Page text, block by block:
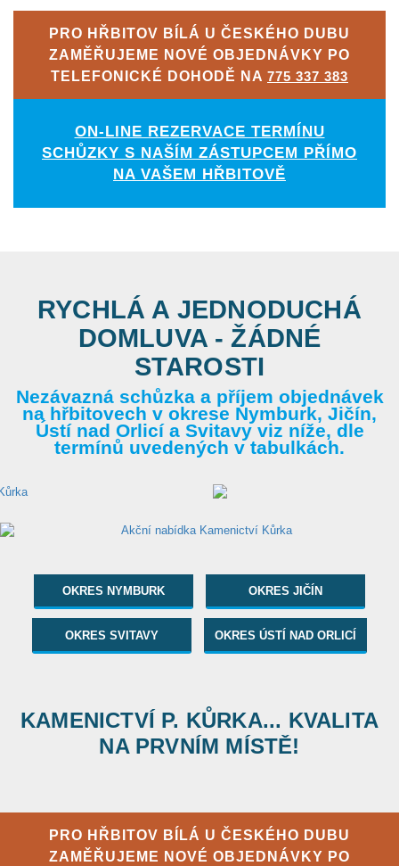
PRO HŘBITOV BÍLÁ U ČESKÉHO DUBU
ZAMĚŘUJEME NOVÉ OBJEDNÁVKY PO
TELEFONICKÉ DOHODĚ NA 775 337 383
ON-LINE REZERVACE TERMÍNU
SCHŮZKY S NAŠÍM ZÁSTUPCEM PŘÍMO
NA VAŠEM HŘBITOVĚ
RYCHLÁ A JEDNODUCHÁ
DOMLUVA - ŽÁDNÉ
STAROSTI
Nezávazná schůzka a příjem objednávek
na hřbitovech v okrese Nymburk, Jičín,
Ústí nad Orlicí a Svitavy viz níže, dle
termínů uvedených v tabulkách.
OKRES NYMBURK OKRES JIČÍN
OKRES SVITAVY OKRES ÚSTÍ NAD ORLICÍ
KAMENICTVÍ P. KŮRKA... KVALITA
NA PRVNÍM MÍSTĚ!
PRO HŘBITOV BÍLÁ U ČESKÉHO DUBU
ZAMĚŘUJEME NOVÉ OBJEDNÁVKY PO